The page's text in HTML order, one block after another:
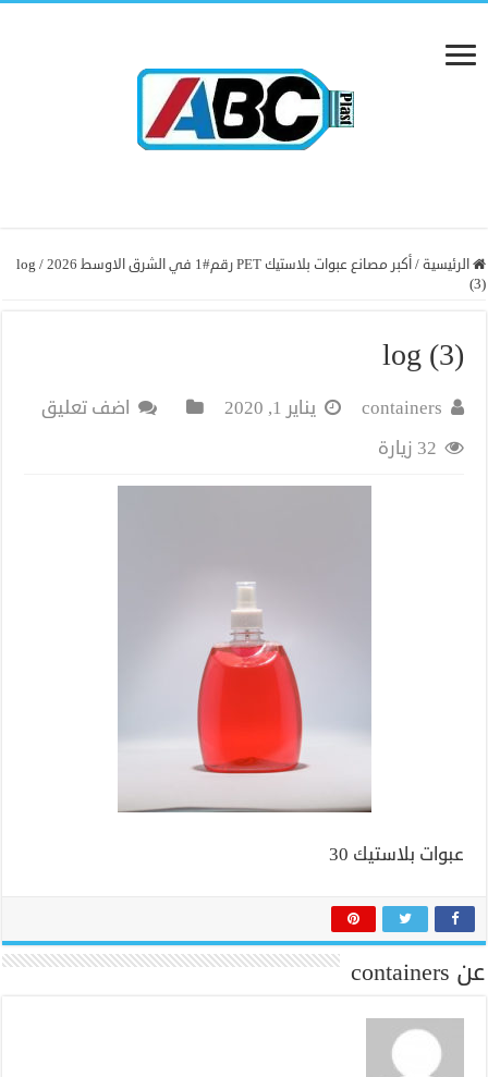
الرئيسية/أكبر مصانع عبوات بلاستيك PET رقم#1 في الشرق الاوسط 2026 /
log
(3)
log (3)
containers يناير 1, 2020
اضف تعليق
32 زيارة
عبوات بلاستيك 30
عن containers